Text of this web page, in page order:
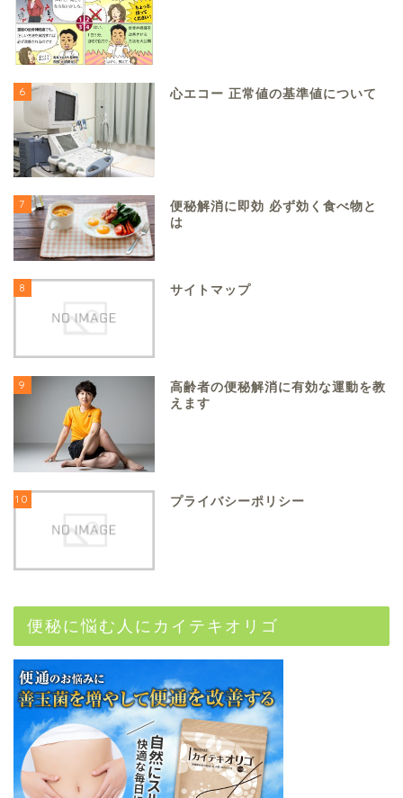
6 心エコー 正常値の基準値について
7
便秘解消に即効 必ず効く食べ物と
は
8 サイトマップ
9
高齢者の便秘解消に有効な運動を教
えます
10 プライバシーポリシー
便秘に悩む人にカイテキオリゴ